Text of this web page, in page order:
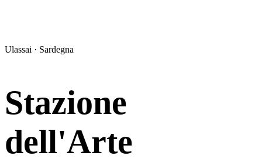
Ulassai · Sardegna
Stazione
dell'Arte